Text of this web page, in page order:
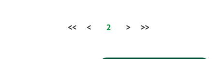
<< < 2 > >>